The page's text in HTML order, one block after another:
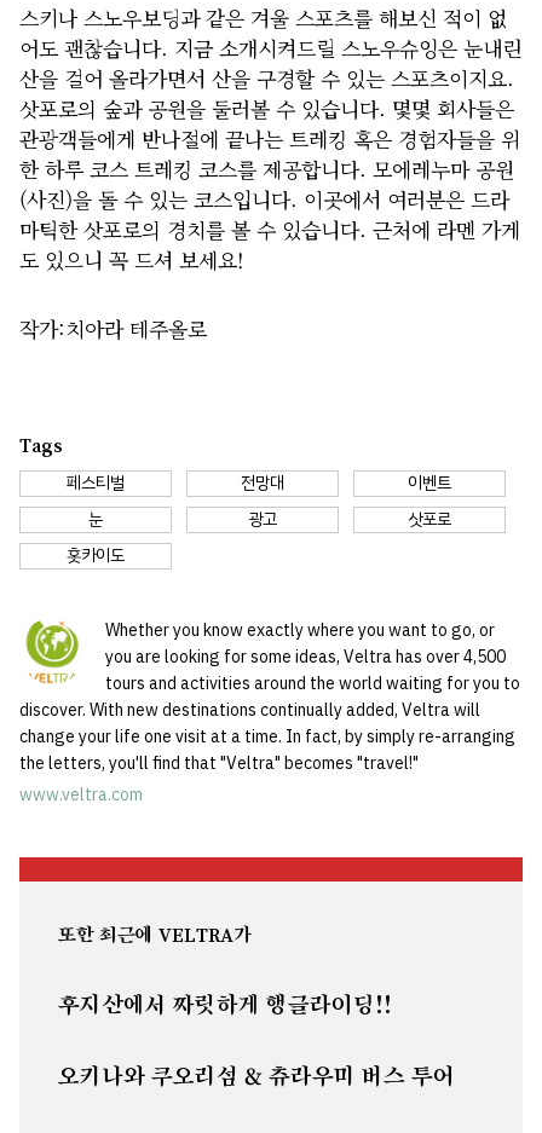
스키나 스노우보딩과 같은 겨울 스포츠를 해보신 적이 없
어도 괜찮습니다. 지금 소개시켜드릴 스노우슈잉은 눈내린
산을 걸어 올라가면서 산을 구경할 수 있는 스포츠이지요.
삿포로의 숲과 공원을 둘러볼 수 있습니다. 몇몇 회사들은
관광객들에게 반나절에 끝나는 트레킹 혹은 경험자들을 위
한 하루 코스 트레킹 코스를 제공합니다. 모에레누마 공원
(사진)을 돌 수 있는 코스입니다. 이곳에서 여러분은 드라
마틱한 삿포로의 경치를 볼 수 있습니다. 근처에 라멘 가게
도 있으니 꼭 드셔 보세요!
작가:치아라 테주올로
Tags
페스티벌 전망대
이벤트
눈
광고
삿포로
홋카이도
Whether you know exactly where you want to go, or
you are looking for some ideas, Veltra has over 4,500
tours and activities around the world waiting for you to
discover. With new destinations continually added, Veltra will
change your life one visit at a time. In fact, by simply re-arranging
the letters, you'll find that "Veltra" becomes "travel!"
www.veltra.com
또한 최근에 VELTRA가
후지산에서 짜릿하게 행글라이딩!!
오키나와 쿠오리섬 & 츄라우미 버스 투어